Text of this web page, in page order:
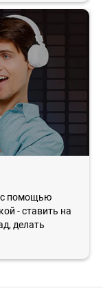
с помощью
- ставить на
делать